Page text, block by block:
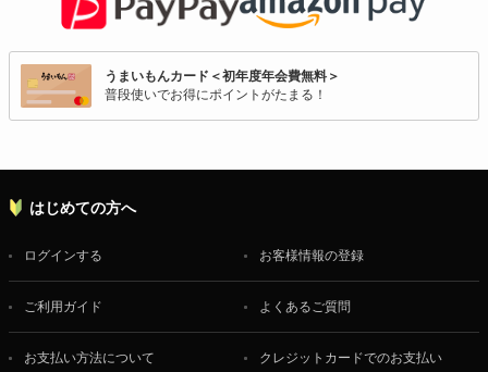
うまいもんカード＜初年度年会費無料＞
普段使いでお得にポイントがたまる！
はじめての方へ
ログインする お客様情報の登録
ご利用ガイド よくあるご質問
お支払い方法について クレジットカードでのお支払い